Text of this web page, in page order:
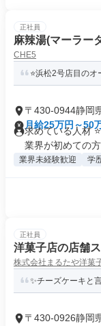
正社員
麻辣湯(マーラー
CHE5
⭐浜松2号店目のオ
〒430-0944静岡
月給25万円～50
求めている人材
業界が初めての方
業界未経験歓迎 学
正社員
洋菓子店の店舗
株式会社まるたや洋菓
✨チーズケーキと
〒430-0926静岡